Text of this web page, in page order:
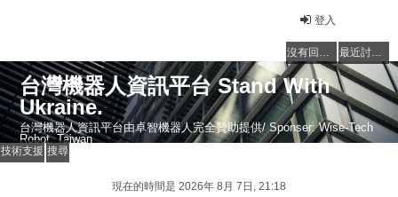
登入
沒有回覆的主題 最近討論的主題
台灣機器人資訊平台 Stand With
Ukraine.
台灣機器人資訊平台由卓智機器人完全贊助提供/ Sponser: Wise-Tech
Robot, Taiwan
技術支援 搜尋
現在的時間是 2026年 8月 7日, 21:18